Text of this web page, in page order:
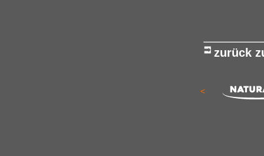
zurück
<